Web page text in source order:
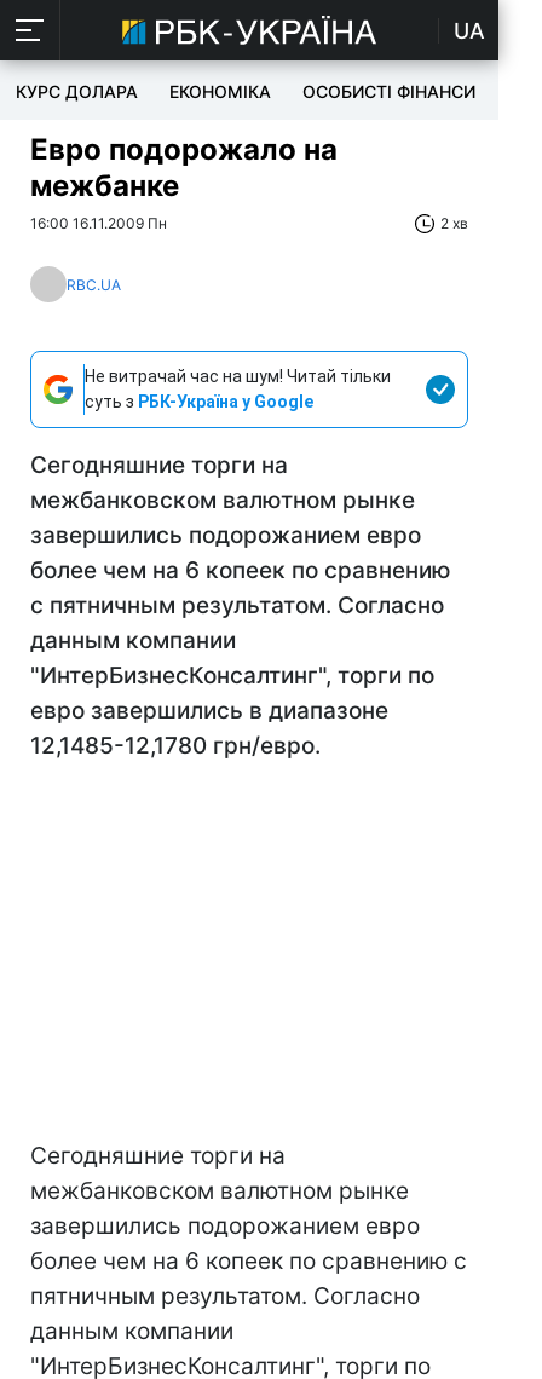
UA
КУРС ДОЛАРА ЕКОНОМІКА ОСОБИСТІ ФІНАНСИ
Евро подорожало на
межбанке
16:00 16.11.2009 Пн 2 хв
RBC.UA
Не витрачай час на шум! Читай тільки
суть з РБК-Україна у Google
Сегодняшние торги на
межбанковском валютном рынке
завершились подорожанием евро
более чем на 6 копеек по сравнению
с пятничным результатом. Согласно
данным компании
"ИнтерБизнесКонсалтинг", торги по
евро завершились в диапазоне
12,1485-12,1780 грн/евро.
Сегодняшние торги на
межбанковском валютном рынке
завершились подорожанием евро
более чем на 6 копеек по сравнению с
пятничным результатом. Согласно
данным компании
"ИнтерБизнесКонсалтинг", торги по